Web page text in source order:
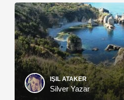
IŞIL ATAKER
Silver Yazar